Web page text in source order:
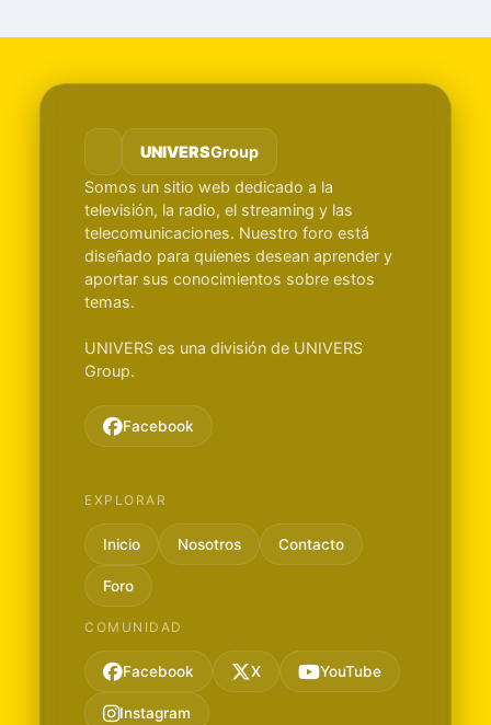
UNIVERSGroup
Somos un sitio web dedicado a la
televisión, la radio, el streaming y las
telecomunicaciones. Nuestro foro está
diseñado para quienes desean aprender y
aportar sus conocimientos sobre estos
temas.
UNIVERS es una división de UNIVERS
Group.
Facebook
EXPLORAR
Inicio Nosotros Contacto
Foro
COMUNIDAD
Facebook X YouTube
Instagram